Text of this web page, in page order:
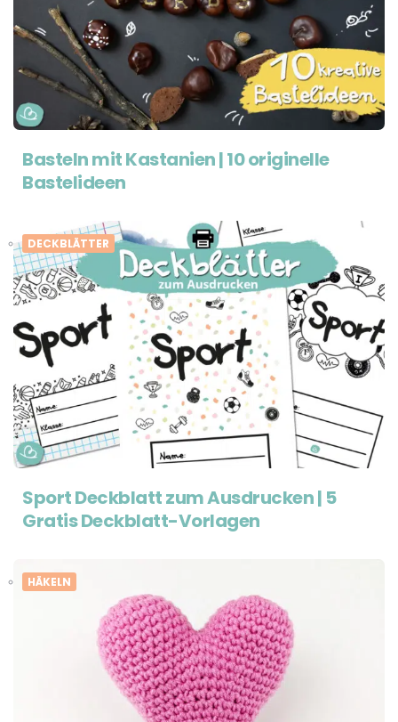
Basteln mit Kastanien | 10 originelle
Bastelideen
DECKBLÄTTER
Sport Deckblatt zum Ausdrucken | 5
Gratis Deckblatt-Vorlagen
HÄKELN